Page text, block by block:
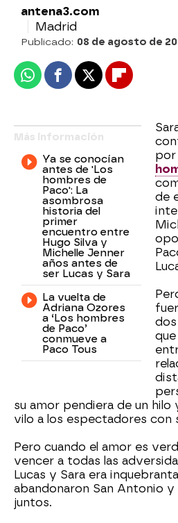
antena3.com
Madrid
Publicado: 08 de agosto de
WhatsappFacebook
X Flipboard
Más información
Ya se conocían
antes de 'Los
hombres de
Paco': La
asombrosa
historia del
primer
encuentro entre
Hugo Silva y
Michelle Jenner
años antes de
ser Lucas y Sara
La vuelta de
Adriana Ozores
a ‘Los hombres
de Paco’
conmueve a
Paco Tous
por
de
su amor pendiera de un hilo
vilo a los espectadores con
Pero cuando el amor es
vencer a todas las
Lucas y Sara era
abandonaron San Antonio
juntos.